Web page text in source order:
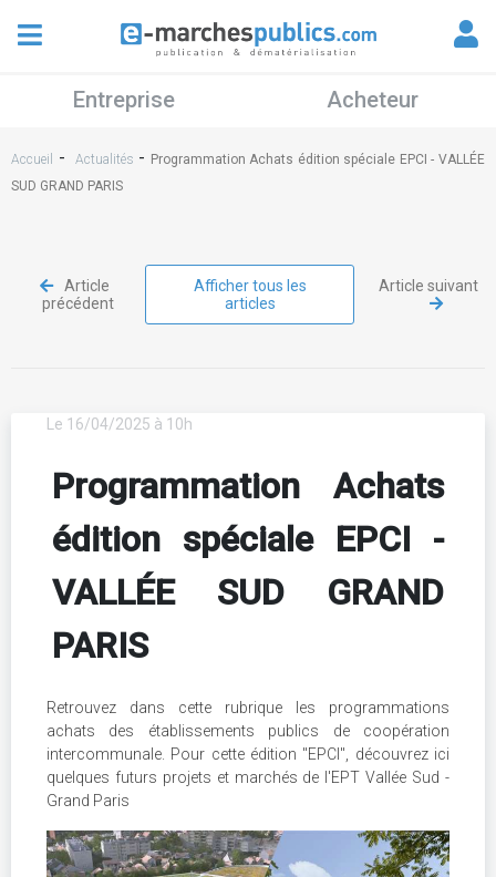
Entreprise Acheteur
Accueil - Actualités - Programmation Achats édition spéciale EPCI - VALLÉE
SUD GRAND PARIS
Article
précédent
Afficher tous les
articles
Article suivant
Le 16/04/2025 à 10h
Programmation Achats
édition spéciale EPCI -
VALLÉE SUD GRAND
PARIS
Retrouvez dans cette rubrique les programmations
achats des établissements publics de coopération
intercommunale. Pour cette édition "EPCI", découvrez ici
quelques futurs projets et marchés de l'EPT Vallée Sud -
Grand Paris